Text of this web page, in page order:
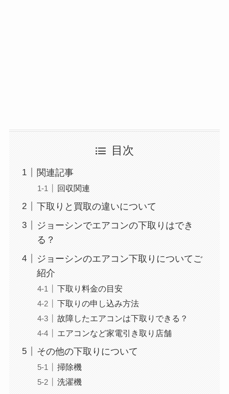
目次
関連記事
回収関連
下取りと買取の違いについて
ジョーシンでエアコンの下取りはでき
る？
ジョーシンのエアコン下取りについてご
紹介
下取り料金の目安
下取りの申し込み方法
故障したエアコンは下取りできる？
エアコンなど家電引き取り店舗
その他の下取りについて
掃除機
洗濯機